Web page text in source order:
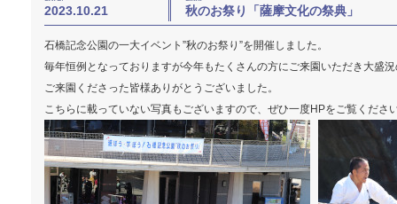
2023.10.21 秋のお祭り「薩摩文化の祭典」
石橋記念公園の一大イベント”秋のお祭り”を開催しました。
毎年恒例となっておりますが今年もたくさんの方にご来園いただき大盛
ご来園くださった皆様ありがとうございました。
こちらに載っていない写真もございますので、ぜひ一度HPをご覧くださ